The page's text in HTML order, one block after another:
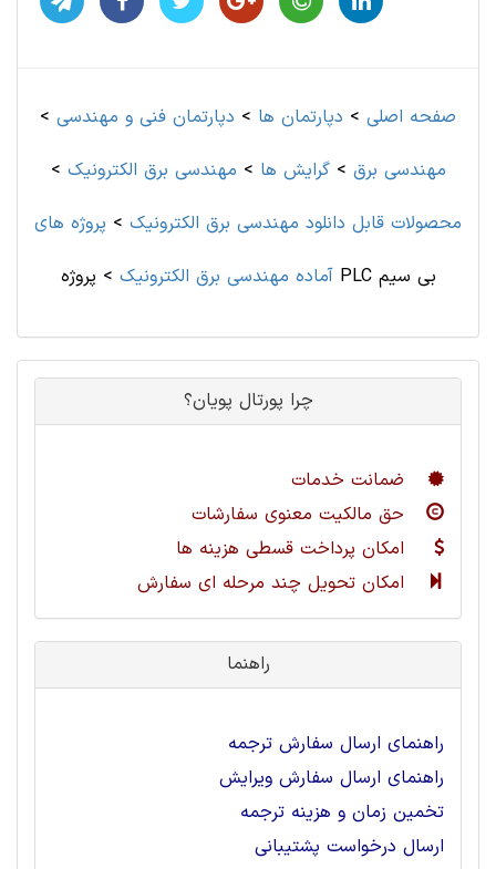
صفحه اصلی > دپارتمان ها > دپارتمان فنی و مهندسی >
مهندسی برق >گرایش ها > مهندسی برق الکترونیک >
محصولات قابل دانلود مهندسی برق الکترونیک > پروژه های
آماده مهندسی برق الکترونیک > پروژه PLC بی سیم
چرا پورتال پویان؟
ضمانت خدمات
حق مالکیت معنوی سفارشات
امکان پرداخت قسطی هزینه ها
امکان تحویل چند مرحله ای سفارش
راهنما
راهنمای ارسال سفارش ترجمه
راهنمای ارسال سفارش ویرایش
تخمین زمان و هزینه ترجمه
ارسال درخواست پشتیبانی